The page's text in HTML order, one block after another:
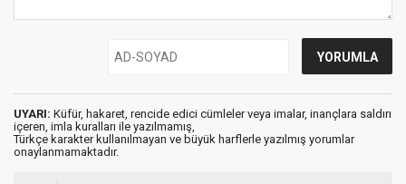
UYARI: Küfür, hakaret, rencide edici cümleler veya imalar, inançlara saldırı
içeren, imla kuralları ile yazılmamış,
Türkçe karakter kullanılmayan ve büyük harflerle yazılmış yorumlar
onaylanmamaktadır.